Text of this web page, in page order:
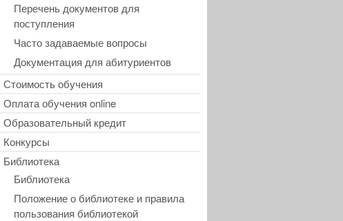
Перечень документов для
поступления
Часто задаваемые вопросы
Документация для абитуриентов
Стоимость обучения
Оплата обучения online
Образовательный кредит
Конкурсы
Библиотека
Библиотека
Положение о библиотеке и правила
пользования библиотекой